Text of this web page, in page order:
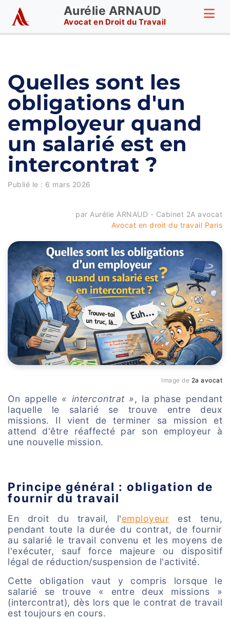
Aurélie ARNAUD
Avocat en Droit du Travail
Quelles sont les
obligations d'un
employeur quand
un salarié est en
intercontrat ?
Publié le : 6 mars 2026
par Aurélie ARNAUD - Cabinet 2A avocat
Avocat en droit du travail Paris
Image de 2a avocat
On appelle « intercontrat » , la phase pendant
laquelle le salarié se trouve entre deux
missions. Il vient de terminer sa mission et
attend d'être réaffecté par son employeur à
une nouvelle mission.
Principe général : obligation de
fournir du travail
En droit du travail, l'employeur est tenu,
pendant toute la durée du contrat, de fournir
au salarié le travail convenu et les moyens de
l'exécuter, sauf force majeure ou dispositif
légal de réduction/suspension de l'activité.
Cette obligation vaut y compris lorsque le
salarié se trouve « entre deux missions »
(intercontrat), dès lors que le contrat de travail
est toujours en cours.